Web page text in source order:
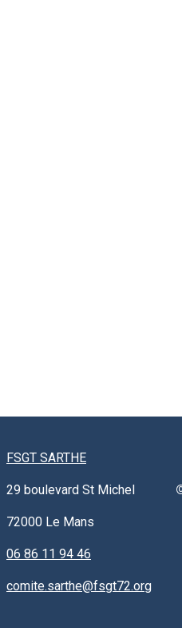
FSGT SARTHE
29 boulevard St Michel
72000 Le Mans
06 86 11 94 46
comite.sarthe@fsgt72.org